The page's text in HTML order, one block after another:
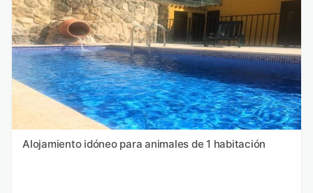
Alojamiento idóneo para animales de 1 habitación